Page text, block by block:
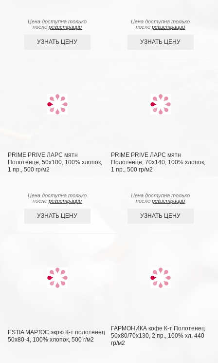
Цена доступна только
послерегистрации
УЗНАТЬ ЦЕНУ
Цена доступна только
послерегистрации
УЗНАТЬ ЦЕНУ
PRIME PRIVE ЛАРС мятн
Полотенце, 50x100, 100% хлопок,
1 пр., 500 гр/м2
Цена доступна только
послерегистрации
УЗНАТЬ ЦЕНУ
PRIME PRIVE ЛАРС мятн
Полотенце, 70х140, 100% хлопок,
1 пр., 500 гр/м2
Цена доступна только
послерегистрации
УЗНАТЬ ЦЕНУ
ESTIA МАРТОС экрю К-т полотенец
50х80-4, 100% хлопок, 500 г/м2
ГАРМОНИКА кофе К-т Полотенец
50х80/70х130, 2 пр., 100% хл, 440
гр/м2